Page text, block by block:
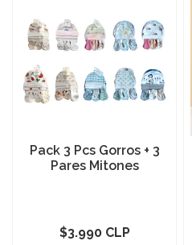
Pack 3 Pcs Gorros + 3
Pares Mitones
$3.990 CLP